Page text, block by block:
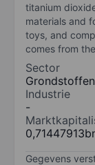
titanium
materials and
toys, and
comes from
Sector
Grondstoffen
Industrie
-
Gegevens